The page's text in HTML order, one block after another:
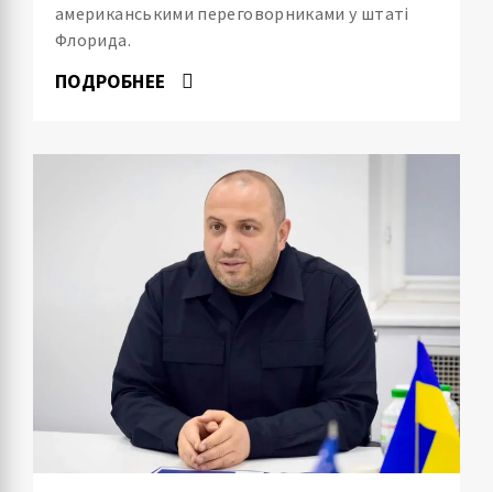
американськими переговорниками у штаті
Флорида.
ПОДРОБНЕЕ